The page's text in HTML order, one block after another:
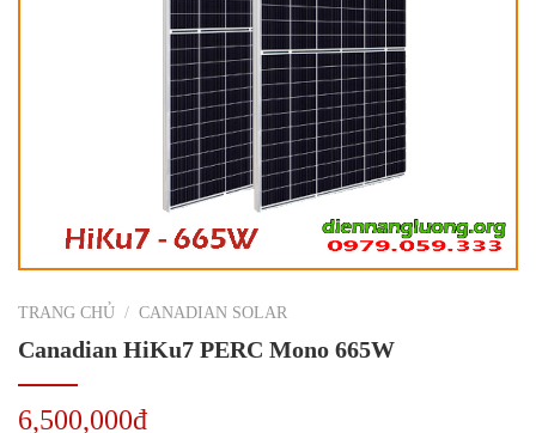
TRANG CHỦ / CANADIAN SOLAR
Canadian HiKu7 PERC Mono 665W
6,500,000đ